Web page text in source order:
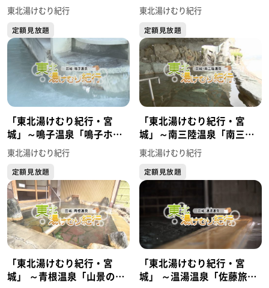
の湯」～
東北湯けむり紀行
定額見放題
好風亭」～
東北湯けむり紀行
定額見放題
「東北湯けむり紀行・宮
城」～鳴子温泉「鳴子ホテ
ル」～
東北湯けむり紀行
定額見放題
「東北湯けむり紀行・宮
城」～南三陸温泉「南三陸
ホテル観洋」～
東北湯けむり紀行
定額見放題
「東北湯けむり紀行・宮
城」 ～青根温泉「山景の宿
「東北湯けむり紀行・宮
城」 ～温湯温泉「佐藤旅